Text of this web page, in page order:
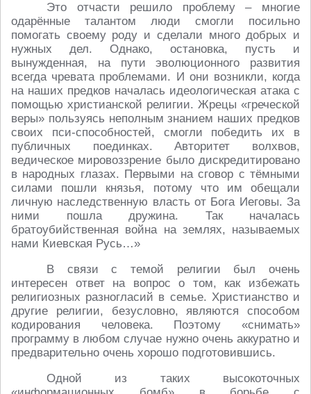
Это отчасти решило проблему – многие
одарённые талантом люди смогли посильно
помогать своему роду и сделали много добрых и
нужных дел. Однако, остановка, пусть и
вынужденная, на пути эволюционного развития
всегда чревата проблемами. И они возникли, когда
на наших предков началась идеологическая атака с
помощью христианской религии. Жрецы «греческой
веры» пользуясь неполным знанием наших предков
своих пси-способностей, смогли победить их в
публичных поединках. Авторитет волхвов,
ведическое мировоззрение было дискредитировано
в народных глазах. Первыми на сговор с тёмными
силами пошли князья, потому что им обещали
личную наследственную власть от Бога Иеговы. За
ними пошла дружина. Так началась
братоубийственная война на землях, называемых
нами Киевская Русь…»
В связи с темой религии был очень
интересен ответ на вопрос о том, как избежать
религиозных разногласий в семье. Христианство и
другие религии, безусловно, являются способом
кодирования человека. Поэтому «снимать»
программу в любом случае нужно очень аккуратно и
предварительно очень хорошо подготовившись.
Одной из таких высокоточных